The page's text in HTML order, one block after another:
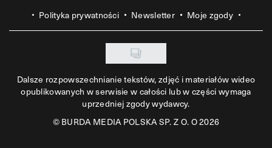
Polityka prywatności
Newsletter Moje zgody
Dalsze rozpowszechnianie tekstów, zdjęć i materiałów wideo
opublikowanych w serwisie w całości lub w części wymaga
uprzedniej zgody wydawcy.
©BURDA MEDIA POLSKA SP. Z O. O 2026